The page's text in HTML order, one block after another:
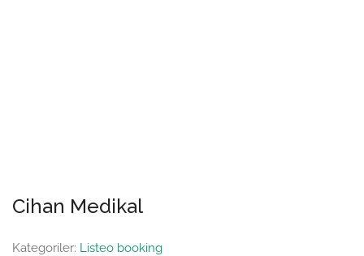
Cihan Medikal
Kategoriler: Listeo booking